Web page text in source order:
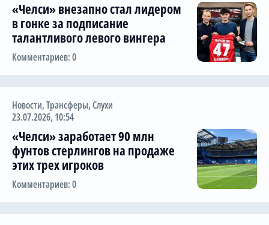
«Челси» внезапно стал лидером
в гонке за подписание
талантливого левого вингера
Комментариев: 0
Новости,Трансферы,Слухи
23.07.2026, 10:54
«Челси» заработает 90 млн
фунтов стерлингов на продаже
этих трех игроков
Комментариев: 0